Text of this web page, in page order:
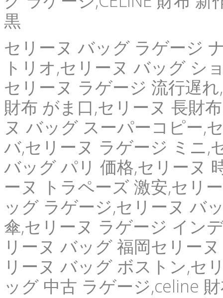
黒
セリーヌ バッグ ラゲージ
トリオ,セリーヌ バッグ シ
セリーヌ ラゲージ 流行遅
財布 がま口,セリーヌ 長財
ヌ バッグ スーパーコピー,
バ,セリーヌ ラゲージ ミニ,
バッグ パリ 価格,セリーヌ
ーヌ トラペーズ 激安,セリ
ッグ ラゲージ,セリーヌ バ
傘,セリーヌ ラゲージ イン
リーヌ バッグ 福岡セリー
リーヌ バッグ ボストン,セ
ッグ 中古 ラゲージ,celine